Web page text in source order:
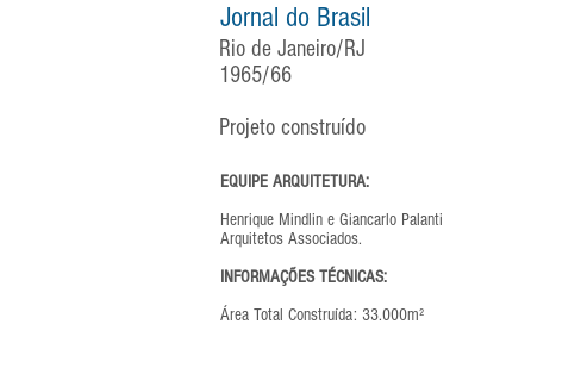
Jornal do Brasil
Rio de Janeiro/RJ
1965/66
Projeto construído
EQUIPE ARQUITETURA:
Henrique Mindlin e Giancarlo Palanti
Arquitetos Associados.
INFORMAÇÕES TÉCNICAS:
Área Total Construída: 33.000m²